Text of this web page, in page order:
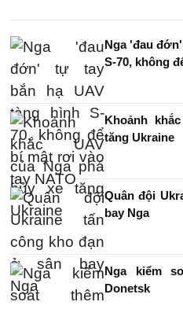
Nga 'đau
S-70, không
Khoảnh
tăng Ukraine
Quân đội
bay Nga
Nga kiểm
Donetsk